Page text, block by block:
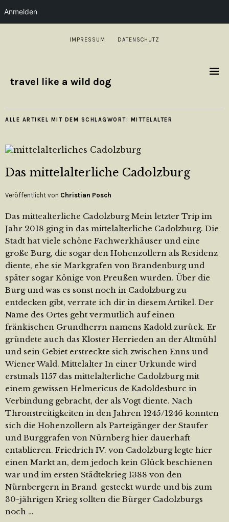
IMPRESSUM DATENSCHUTZ
travel like a wild dog
ALLE ARTIKEL MIT DEM SCHLAGWORT: MITTELALTER
Das mittelalterliche Cadolzburg
Veröffentlicht von Christian Posch
Das mittealterliche Cadolzburg Mein letzter Trip im
Jahr 2018 ging in das mittelalterliche Cadolzburg. Die
Stadt hat viele schöne Fachwerkhäuser und eine
große Burg, die sogar den Hohenzollern als Residenz
diente, ehe sie Markgrafen von Brandenburg und
später sogar Könige von Preußen wurden. Über die
Burg und was es sonst noch in Cadolzburg zu
entdecken gibt, verrate ich dir in diesem Artikel. Der
Name des Ortes geht vermutlich auf einen
fränkischen Grundherrn namens Kadold zurück. Er
gründete auch das Kloster Herrieden an der Altmühl
und sein Gebiet erstreckte sich zwischen Enns und
Wiener Wald. Mittelalter In einer Urkunde wird
erstmals 1157 das mittelalterliche Cadolzburg mit
einem gewissen Helmericus de Kadoldesburc in
Verbindung gebracht, der als Vogt diente. Nach
Thronstreitigkeiten in den Jahren 1245/1246 konnten
sich die Hohenzollern als Parteigänger der Staufer
und Burggrafen von Nürnberg hier dauerhaft
entablieren. Friedrich IV. von Cadolzburg legte hier
einen Markt an, dem jedoch kein Glück beschienen
war und im ersten Städtekrieg 1388 von den
Nürnbergern in Brand gesteckt wurde und bis zum
30-jährigen Krieg sollten die Bürger Cadolzburgs
noch …
Anmelden